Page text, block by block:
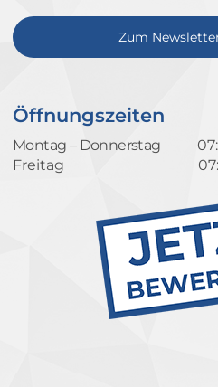
Instagram-
Facebook-
YouTube-
Kanal
LinkedIn-
Profil
Xing-
Profil
Zum
Öffnungszeiten
Montag – Donnerstag
Freitag